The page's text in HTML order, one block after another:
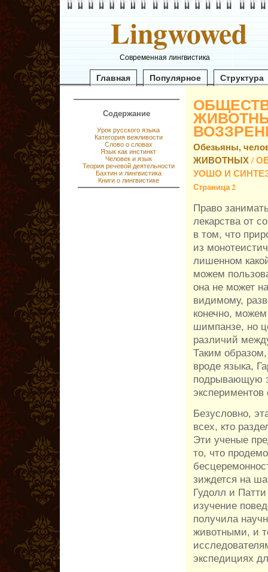
Lingwowed
Современная лингвистика
Главная Популярное Структура
Содержание
Урок русского языка
Категория вежливости
Слово о словах
Язык как инстинкт
Человек и язык
Теория речевой деятельности
Бахтин и лингвистика
Книги о лингвистике
Обезьяны,
ЖИВОТНЫХ/
УОШО И
Страница 2
Право
лекарства от
в том, что
из
лишенном
можем
она не может
видимому,
конечно,
шимпанзе, но
различий
Таким
вроде языка,
подрывающую
Безусловно,
всех, кто
Эти ученые
то, что
зиждется на
Гудолл и
изучение
получила
животными, и
экспедициях